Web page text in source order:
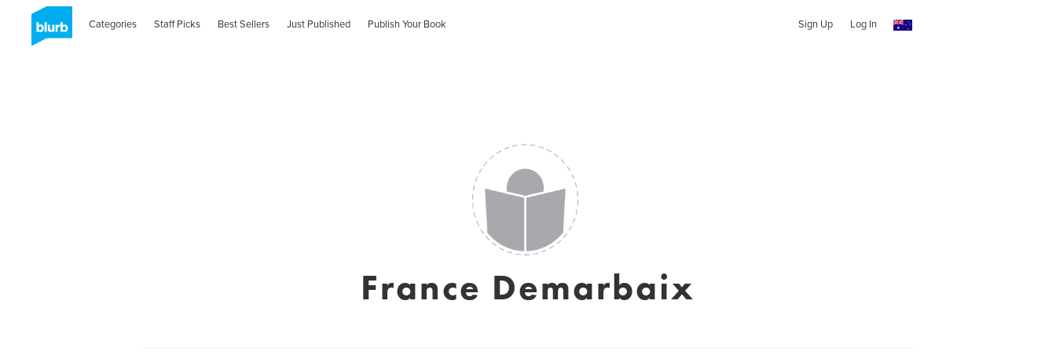
Categories Staff Picks Best Sellers Just Published Publish Your Book Sign Up Log In
France Demarbaix